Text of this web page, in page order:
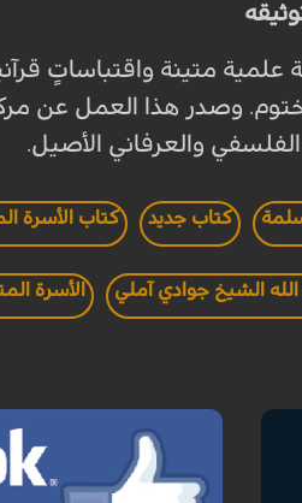
علمية متينة واقتباساتٍ
وصدر هذا العمل عن مركز
والعرفاني الأصيل.
كتاب جديد كتاب الأسرة
الشيخ جوادي آملي الأسرة